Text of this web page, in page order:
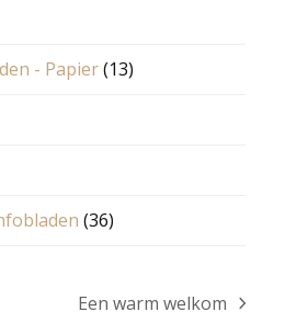
- Papier(13)
(36)
next
Een warm welkom